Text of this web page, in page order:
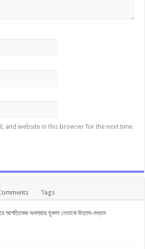
and website in this browser for the next time
Tags
আপত্তিকর অবস্থায় যুবদল নেতাকে উত্তম-মধ্যম